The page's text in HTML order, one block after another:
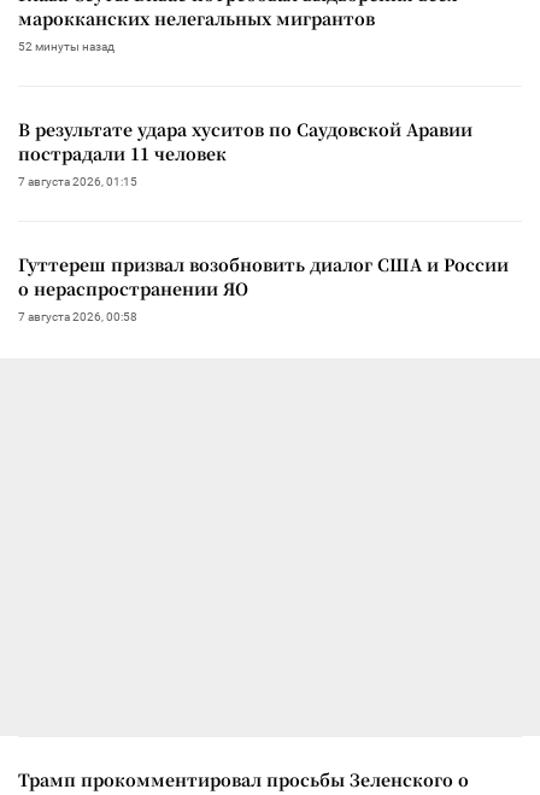
марокканских нелегальных мигрантов
52 минуты назад
В результате удара хуситов по Саудовской Аравии
пострадали 11 человек
7 августа 2026, 01:15
Гуттереш призвал возобновить диалог США и России
о нераспространении ЯО
7 августа 2026, 00:58
Трамп прокомментировал просьбы Зеленского о